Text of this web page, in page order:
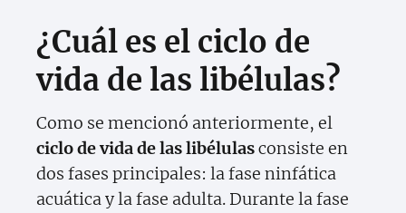
¿Cuál es el ciclo de
vida de las libélulas?
Como se mencionó anteriormente, el
ciclo de vida de las libélulasconsiste en
dos fases principales: la fase ninfática
acuática y la fase adulta. Durante la fase